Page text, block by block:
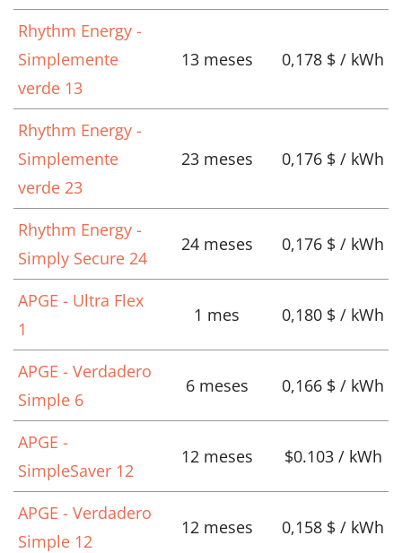
Rhythm Energy -
Simplemente
verde 13
13 meses 0,178 $ / kWh
Rhythm Energy -
Simplemente
verde 23
23 meses 0,176 $ / kWh
Rhythm Energy -
Simply Secure 24
24 meses 0,176 $ / kWh
APGE - Ultra Flex
1
1 mes 0,180 $ / kWh
APGE - Verdadero
Simple 6
6 meses 0,166 $ / kWh
APGE -
SimpleSaver 12
12 meses $0.103 / kWh
APGE - Verdadero
Simple 12
12 meses 0,158 $ / kWh